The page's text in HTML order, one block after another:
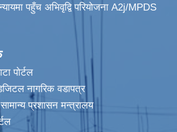
पहुँच अभिवृद्वि परियोजना A2j/MPDS
पाेर्टल
नागरिक वडापत्र
प्रशासन मन्त्रालय